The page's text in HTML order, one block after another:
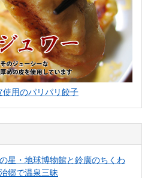
使用のパリパリ餃子
星・地球博物館と鈴廣のちくわ
郷で温泉三昧